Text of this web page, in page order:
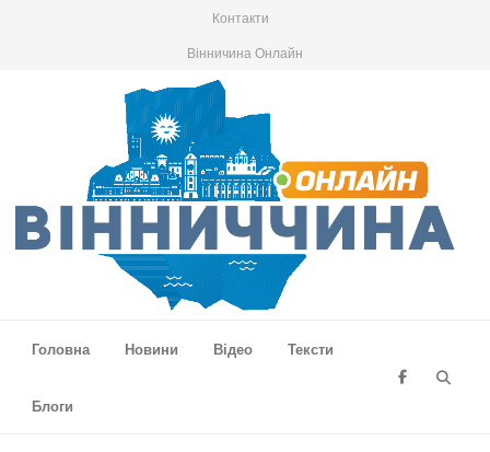
Контакти
Вінничина Онлайн
Головна
Новини Відео Тексти
Блоги